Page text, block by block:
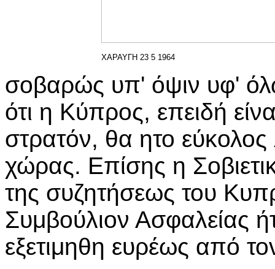
ΧΑΡΑΥΓΗ 23 5 1964
σοβαρώς υπ' όψιν υφ'
ότι η Κύπρος, επειδή
στρατόν, θα ητο εύκολος
χώρας. Επίσης η
της συζητήσεως του
Συμβούλιον Ασφαλείας
εξετιμηθη ευρέως από